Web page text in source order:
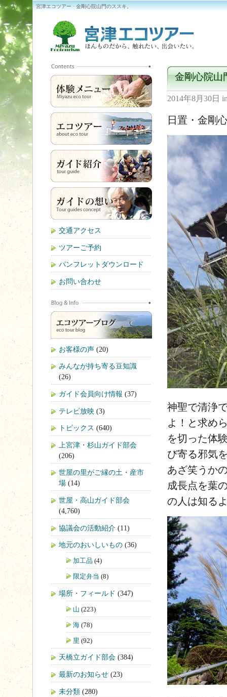
宮津エコツアー · 金剛心院山門のススキ。
金剛心院山
2014年8月30日
日置・金剛
神聖で清浄
よ！と求め
を切った体
び寄る邪気
あざ笑うか
成長点を葉
の人は知る
交通アクセス
ツアーご予約
パンフレットダウンロード
お問い合わせ
お客様の声 (20)
みんなが持ち寄る豆知識
(26)
ガイド会員向け情報 (37)
テレビ放映 (3)
トピックス (640)
上宮津・杉山ガイド部会
(206)
世屋の里がご縁の土・産市
場 (14)
世屋・高山ガイド部会
(4,760)
協議会の活動紹介 (11)
地元のおいしいもの (36)
加工品 (4)
限定弁当 (8)
場所・フィールド (347)
山 (223)
海 (78)
里 (92)
天橋立ガイド部会 (384)
最新のお知らせ (23)
未分類 (280)